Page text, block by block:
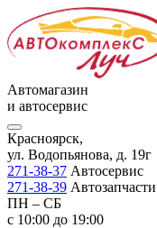
Автомагазин
и автосервис
Красноярск,
ул. Водопьянова, д. 19г
271-38-37 Автосервис
271-38-39 Автозапчасти
ПН – СБ
с 10:00 до 19:00